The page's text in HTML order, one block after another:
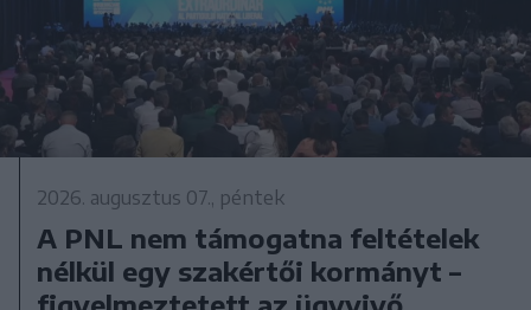
2026. augusztus 07., péntek
A PNL nem támogatna feltételek
nélkül egy szakértői kormányt –